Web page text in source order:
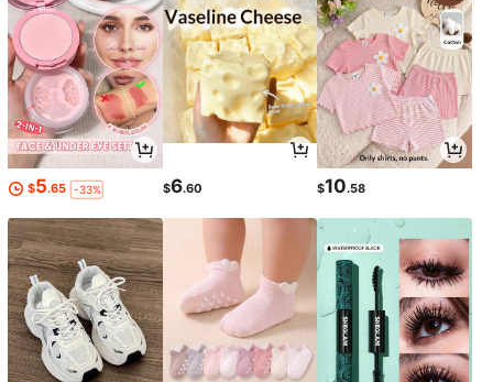
$5.65 -33% $6.60 $10.58